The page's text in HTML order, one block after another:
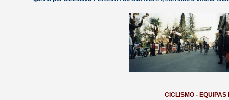
CICLISMO -